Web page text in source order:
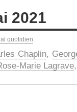
2021
quotidien
Chaplin,
Marie Lagrave